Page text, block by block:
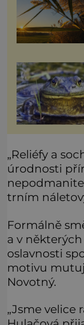
„Reliéfy a
úrodnosti
trním
Formálně
a v
oslavnosti
motivu
Novotný.
„Jsme velice